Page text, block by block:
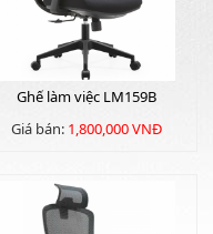
Ghế làm việc LM159B
Giá bán: 1,800,000 VNĐ